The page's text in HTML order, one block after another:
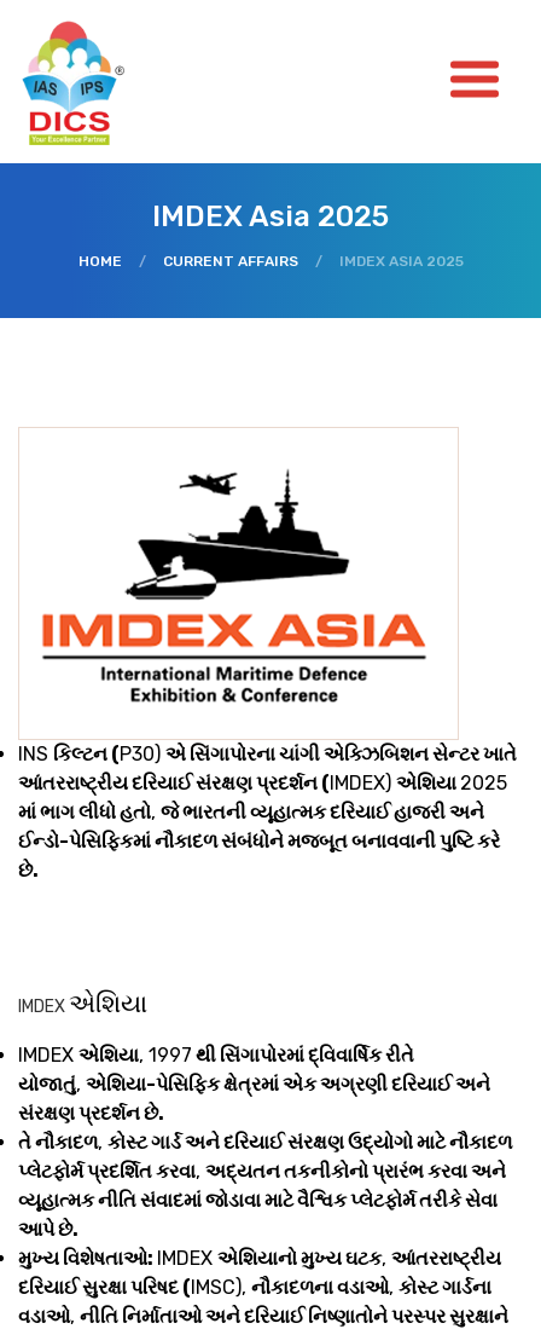
IMDEX Asia 2025
HOME / CURRENT AFFAIRS / IMDEX ASIA 2025
INS કિલ્ટન (P30) એ સિંગાપોરના ચાંગી એક્ઝિબિશન સેન્ટર ખાતે
આંતરરાષ્ટ્રીય દરિયાઈ સંરક્ષણ પ્રદર્શન (IMDEX) એશિયા 2025
માં ભાગ લીધો હતો, જે ભારતની વ્યૂહાત્મક દરિયાઈ હાજરી અને
ઈન્ડો-પેસિફિકમાં નૌકાદળ સંબંધોને મજબૂત બનાવવાની પુષ્ટિ કરે
છે.
IMDEX એશિયા
IMDEX એશિયા, 1997 થી સિંગાપોરમાં દ્વિવાર્ષિક રીતે
યોજાતું, એશિયા-પેસિફિક ક્ષેત્રમાં એક અગ્રણી દરિયાઈ અને
સંરક્ષણ પ્રદર્શન છે.
તે નૌકાદળ, કોસ્ટ ગાર્ડ અને દરિયાઈ સંરક્ષણ ઉદ્યોગો માટે નૌકાદળ
પ્લેટફોર્મ પ્રદર્શિત કરવા, અદ્યતન તકનીકોનો પ્રારંભ કરવા અને
વ્યૂહાત્મક નીતિ સંવાદમાં જોડાવા માટે વૈશ્વિક પ્લેટફોર્મ તરીકે સેવા
આપે છે.
મુખ્ય વિશેષતાઓ: IMDEX એશિયાનો મુખ્ય ઘટક, આંતરરાષ્ટ્રીય
દરિયાઈ સુરક્ષા પરિષદ (IMSC), નૌકાદળના વડાઓ, કોસ્ટ ગાર્ડના
વડાઓ, નીતિ નિર્માતાઓ અને દરિયાઈ નિષ્ણાતોને પરસ્પર સુરક્ષાને